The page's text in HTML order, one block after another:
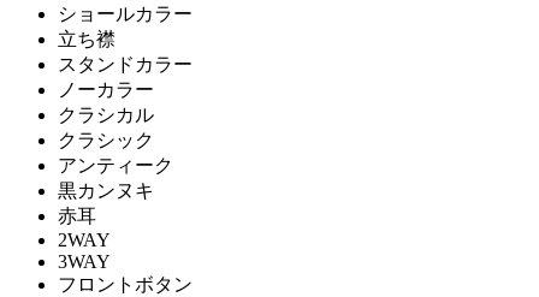
ショールカラー
立ち襟
スタンドカラー
ノーカラー
クラシカル
クラシック
アンティーク
黒カンヌキ
赤耳
2WAY
3WAY
フロントボタン